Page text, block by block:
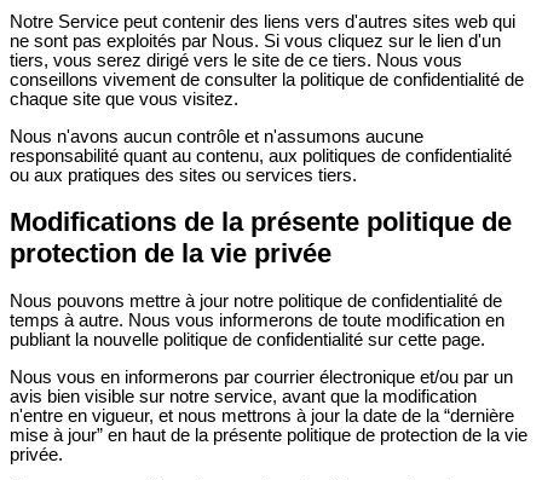
Notre Service peut contenir des liens vers d'autres sites web qui
ne sont pas exploités par Nous. Si vous cliquez sur le lien d'un
tiers, vous serez dirigé vers le site de ce tiers. Nous vous
conseillons vivement de consulter la politique de confidentialité de
chaque site que vous visitez.
Nous n'avons aucun contrôle et n'assumons aucune
responsabilité quant au contenu, aux politiques de confidentialité
ou aux pratiques des sites ou services tiers.
Modifications de la présente politique de
protection de la vie privée
Nous pouvons mettre à jour notre politique de confidentialité de
temps à autre. Nous vous informerons de toute modification en
publiant la nouvelle politique de confidentialité sur cette page.
Nous vous en informerons par courrier électronique et/ou par un
avis bien visible sur notre service, avant que la modification
n'entre en vigueur, et nous mettrons à jour la date de la “dernière
mise à jour” en haut de la présente politique de protection de la vie
privée.